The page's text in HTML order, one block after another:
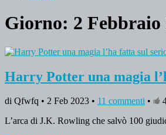
Giorno: 2 Febbraio
Harry Potter una magia
di Qfwfq • 2 Feb 2023 • 11 commenti •
L’arca di J.K. Rowling che salvò 100